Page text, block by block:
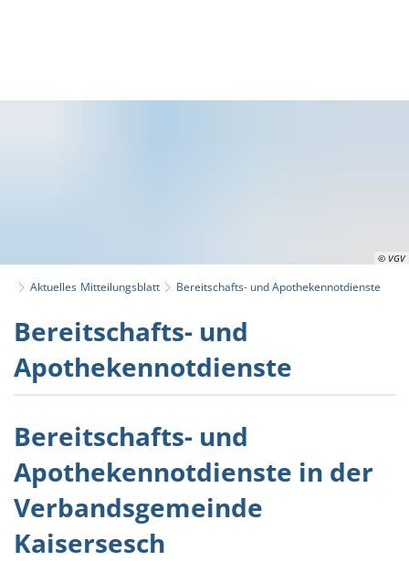
© VGV
Aktuelles Mitteilungsblatt Bereitschafts- und Apothekennotdienste
Bereitschafts- und
Apothekennotdienste
Bereitschafts- und
Apothekennotdienste in der
Verbandsgemeinde
Kaisersesch